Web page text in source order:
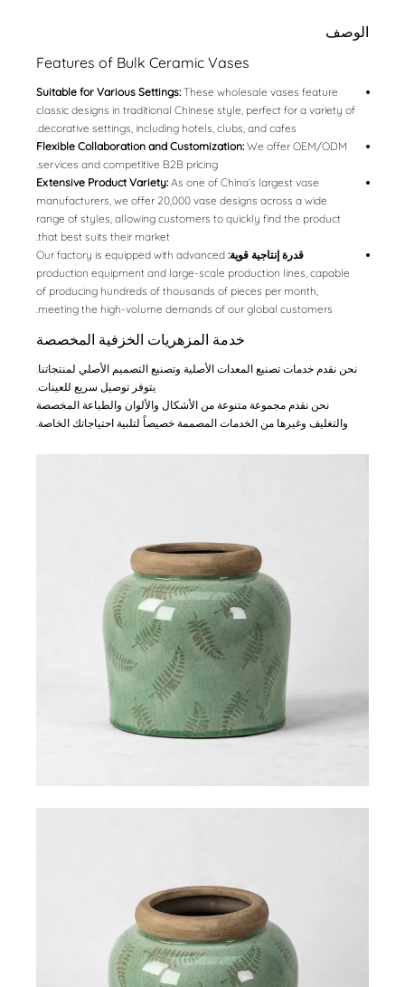
الوصف
Features of Bulk Ceramic Vases
Suitable for Various Settings:These wholesale vases feature
classic designs in traditional Chinese style, perfect for a variety of
decorative settings, including hotels, clubs, and cafes.
Flexible Collaboration and Customization: We offer OEM/ODM
services and competitive B2B pricing.
Extensive Product Variety:As one of China’s largest vase
manufacturers, we offer 20,000 vase designs across a wide
range of styles, allowing customers to quickly find the product
that best suits their market.
قدرة إنتاجية قوية: Our factory is equipped with advanced
production equipment and large-scale production lines, capable
of producing hundreds of thousands of pieces per month,
meeting the high-volume demands of our global customers.
خدمة المزهريات الخزفية المخصصة
نحن نقدم خدمات تصنيع المعدات الأصلية وتصنيع التصميم الأصلي لمنتجاتنا.
يتوفر توصيل سريع للعينات.
نحن نقدم مجموعة متنوعة من الأشكال والألوان والطباعة المخصصة
والتغليف وغيرها من الخدمات المصممة خصيصاً لتلبية احتياجاتك الخاصة.